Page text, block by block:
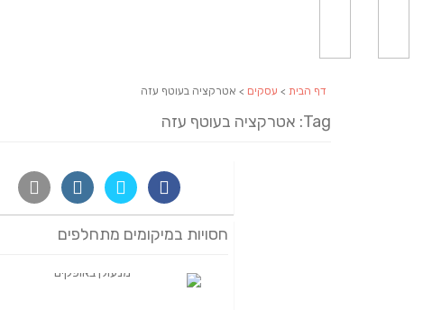
דף הבית > עסקים > אטרקציה בעוטף עזה
Tag: אטרקציה בעוטף עזה
חסויות במיקומים מתחלפים